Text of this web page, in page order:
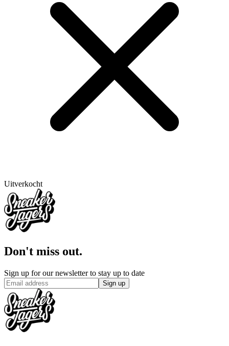
Uitverkocht
Don't miss out.
Sign up for our newsletter to stay up to date
Sign up